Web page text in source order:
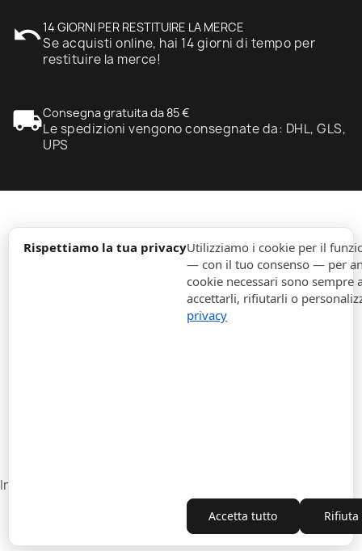
Rispettiamo la tua privacyUtilizziamo i cookie per il
— con il tuo consenso — per
cookie necessari sono
accettarli, rifiutarli o
privacy
Accetta tutto
undo14 GIORNI PER RESTITUIRE LA MERCE
Se acquisti online, hai 14 giorni di tempo per
restituire la merce!
local_shippingConsegna gratuita da 85 €
Le spedizioni vengono consegnate da: DHL, GLS,
UPS
expand_more
expand_more
Impostazioni cookie
Recesso dal contratto
Copyright © 2010-2026 ITALPOUF®